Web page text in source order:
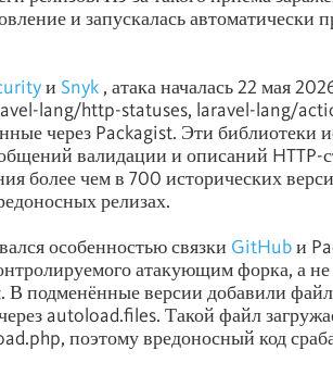
и запускалась автоматически
и Snyk , атака началась 22 мая
lang/http-statuses, laravel-lang/
через Packagist. Эти библиотеки
валидации и описаний HTTP-
более чем в 700 исторических
релизах.
особенностью связки GitHubи
атакующим форка, а не
В подменённые версии добавили
autoload.files. Такой файл
поэтому вредоносный код